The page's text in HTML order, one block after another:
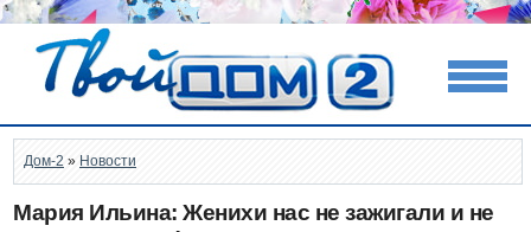
Дом-2 » Новости
Мария Ильина: Женихи нас не зажигали и не